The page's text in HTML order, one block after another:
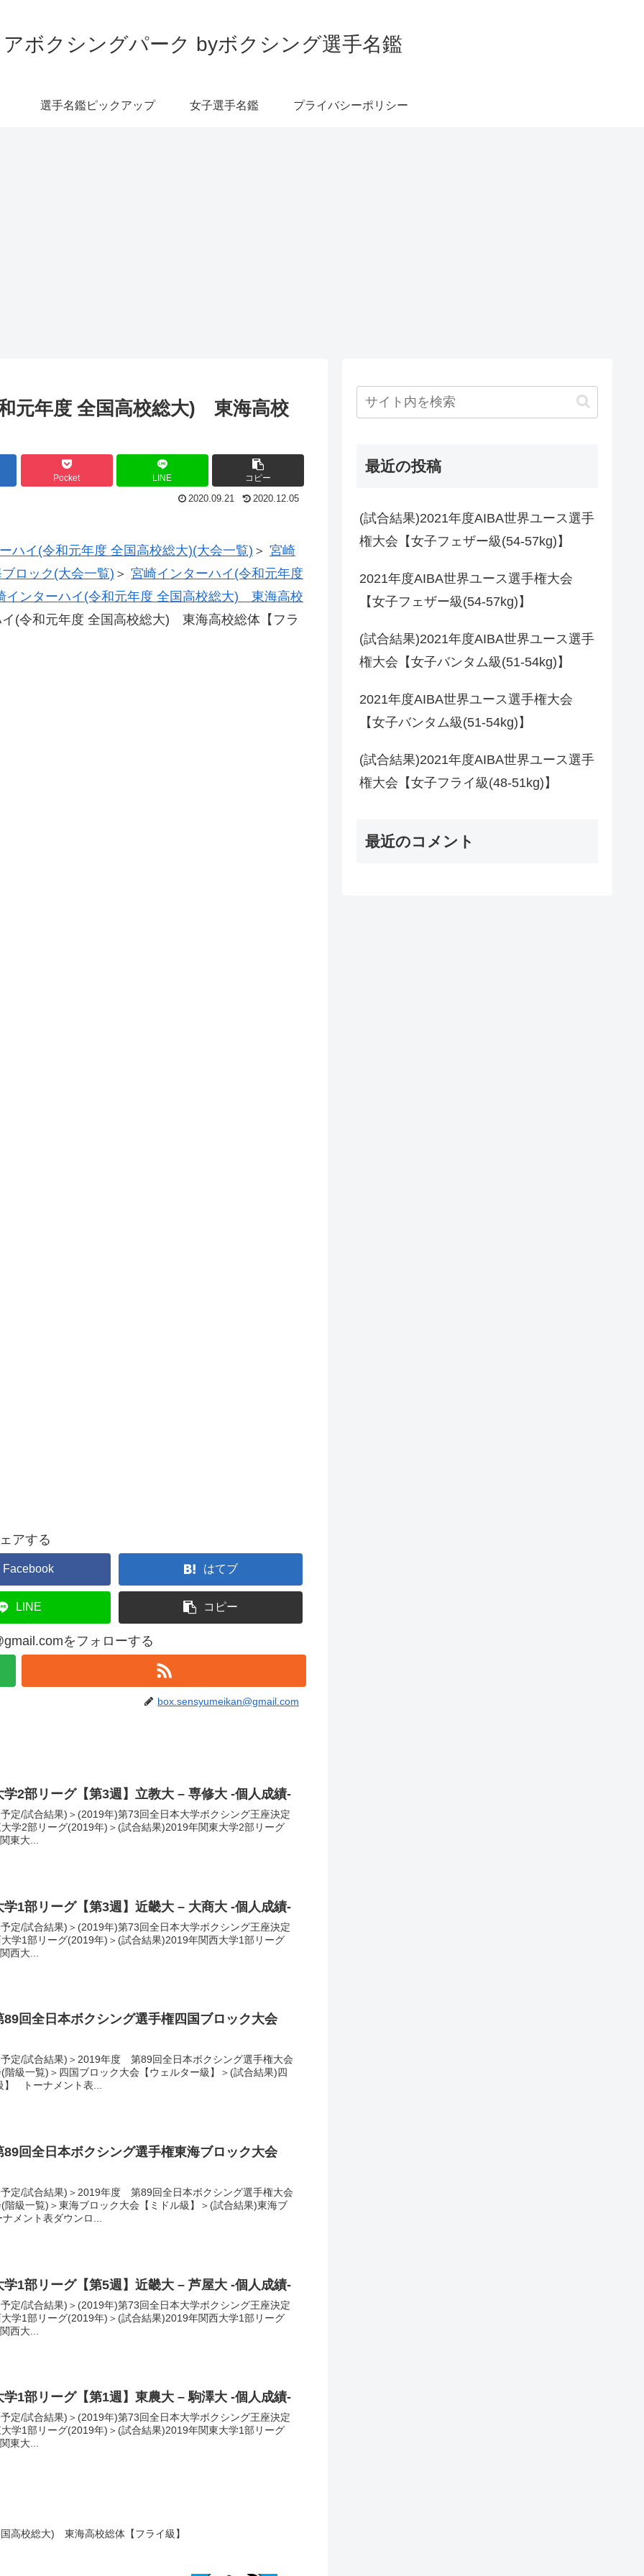
ボクシングパーク byボクシング選手名鑑
選手名鑑ピックアップ 女子選手名鑑 プライバシーポリシー
元年度 全国高校総大) 東海高校
Pocket LINE コピー
2020.09.21 2020.12.05
ハイ(令和元年度 全国高校総大)(大会一覧) ＞ 宮崎
ロック(大会一覧) ＞ 宮崎インターハイ(令和元年度
インターハイ(令和元年度 全国高校総大) 東海高校
イ(令和元年度 全国高校総大) 東海高校総体【フラ
アする
Facebook はてブ
LINE コピー
をフォローする
box.sensyumeikan@gmail.com
2部リーグ【第3週】立教大 – 専修大 -個人成績-
定/試合結果)＞(2019年)第73回全日本大学ボクシング王座決定
学2部リーグ(2019年)＞(試合結果)2019年関東大学2部リーグ
東大...
1部リーグ【第3週】近畿大 – 大商大 -個人成績-
定/試合結果)＞(2019年)第73回全日本大学ボクシング王座決定
学1部リーグ(2019年)＞(試合結果)2019年関西大学1部リーグ
西大...
回全日本ボクシング選手権四国ブロック大会
予定/試合結果)＞2019年度 第89回全日本ボクシング選手権大会
級一覧)＞四国ブロック大会【ウェルター級】＞(試合結果)四
】 トーナメント表...
回全日本ボクシング選手権東海ブロック大会
予定/試合結果)＞2019年度 第89回全日本ボクシング選手権大会
階級一覧)＞東海ブロック大会【ミドル級】＞(試合結果)東海ブ
メント表ダウンロ...
1部リーグ【第5週】近畿大 – 芦屋大 -個人成績-
定/試合結果)＞(2019年)第73回全日本大学ボクシング王座決定
学1部リーグ(2019年)＞(試合結果)2019年関西大学1部リーグ
西大...
1部リーグ【第1週】東農大 – 駒澤大 -個人成績-
定/試合結果)＞(2019年)第73回全日本大学ボクシング王座決定
学1部リーグ(2019年)＞(試合結果)2019年関東大学1部リーグ
東大...
高校総大) 東海高校総体【フライ級】
最近の投稿
(試合結果)2021年度AIBA世界ユース選手
権大会【女子フェザー級(54-57kg)】
2021年度AIBA世界ユース選手権大会
【女子フェザー級(54-57kg)】
(試合結果)2021年度AIBA世界ユース選手
権大会【女子バンタム級(51-54kg)】
2021年度AIBA世界ユース選手権大会
【女子バンタム級(51-54kg)】
(試合結果)2021年度AIBA世界ユース選手
権大会【女子フライ級(48-51kg)】
最近のコメント